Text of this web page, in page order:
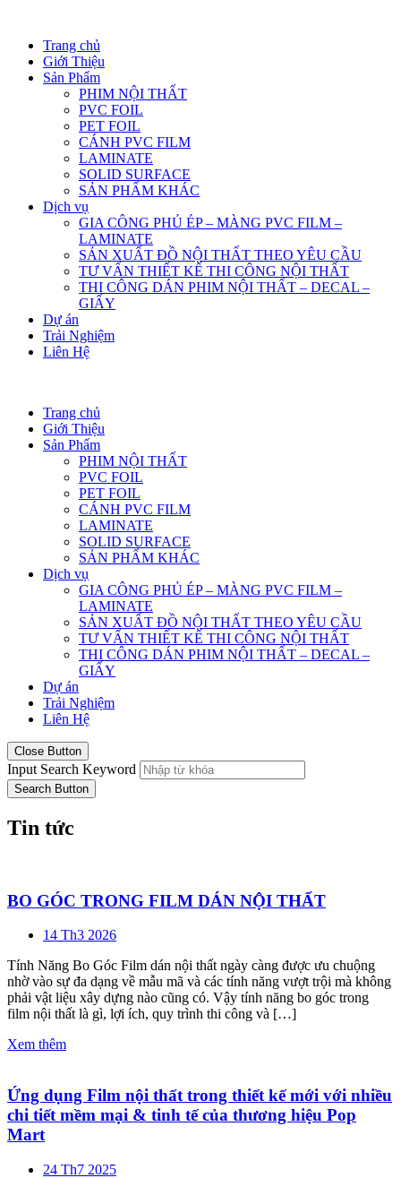
Trang chủ
Giới Thiệu
Sản Phẩm
PHIM NỘI THẤT
PVC FOIL
PET FOIL
CÁNH PVC FILM
LAMINATE
SOLID SURFACE
SẢN PHẨM KHÁC
Dịch vụ
GIA CÔNG PHỦ ÉP – MÀNG PVC FILM –
LAMINATE
SẢN XUẤT ĐỒ NỘI THẤT THEO YÊU CẦU
TƯ VẤN THIẾT KẾ THI CÔNG NỘI THẤT
THI CÔNG DÁN PHIM NỘI THẤT – DECAL –
GIẤY
Dự án
Trải Nghiệm
Liên Hệ
Trang chủ
Giới Thiệu
Sản Phẩm
PHIM NỘI THẤT
PVC FOIL
PET FOIL
CÁNH PVC FILM
LAMINATE
SOLID SURFACE
SẢN PHẨM KHÁC
Dịch vụ
GIA CÔNG PHỦ ÉP – MÀNG PVC FILM –
LAMINATE
SẢN XUẤT ĐỒ NỘI THẤT THEO YÊU CẦU
TƯ VẤN THIẾT KẾ THI CÔNG NỘI THẤT
THI CÔNG DÁN PHIM NỘI THẤT – DECAL –
GIẤY
Dự án
Trải Nghiệm
Liên Hệ
Close Button
Input Search Keyword
Search Button
Tin tức
BO GÓC TRONG FILM DÁN NỘI THẤT
14 Th3 2026
Tính Năng Bo Góc Film dán nội thất ngày càng được ưu chuộng
nhờ vào sự đa dạng về mẫu mã và các tính năng vượt trội mà không
phải vật liệu xây dựng nào cũng có. Vậy tính năng bo góc trong
film nội thất là gì, lợi ích, quy trình thi công và […]
Xem thêm
Ứng dụng Film nội thất trong thiết kế mới với nhiều
chi tiết mềm mại & tinh tế của thương hiệu Pop
Mart
24 Th7 2025